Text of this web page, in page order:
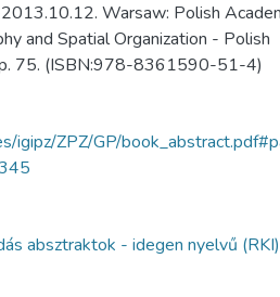
Warsaw: Polish
and Spatial Organization - Polish
75. (ISBN:978-8361590-51-4)
igipz/ZPZ/GP/
absztraktok - idegen nyelvű (RKI)